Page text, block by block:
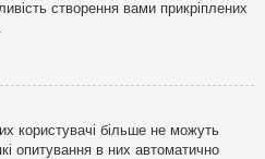
створення вами прикріплених
користувачі більше не можуть
опитування в них автоматично